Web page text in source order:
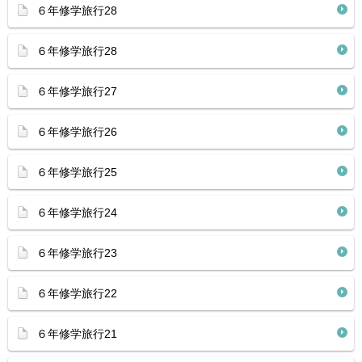
６年修学旅行28
６年修学旅行28
６年修学旅行27
６年修学旅行26
６年修学旅行25
６年修学旅行24
６年修学旅行23
６年修学旅行22
６年修学旅行21